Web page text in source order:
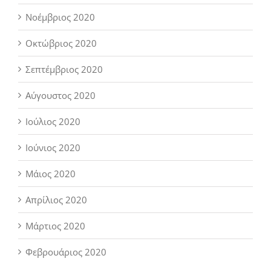
Νοέμβριος 2020
Οκτώβριος 2020
Σεπτέμβριος 2020
Αύγουστος 2020
Ιούλιος 2020
Ιούνιος 2020
Μάιος 2020
Απρίλιος 2020
Μάρτιος 2020
Φεβρουάριος 2020